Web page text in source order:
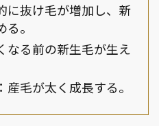
に抜け毛が増加し、新
。
なる前の新生毛が生え
毛が太く成長する。